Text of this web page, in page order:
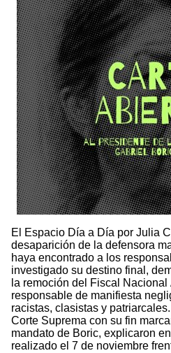
El Espacio Día a Día por Julia
desaparición de la defensora
haya encontrado a los
investigado su destino final,
la remoción del Fiscal
responsable de manifiesta
racistas, clasistas y
Corte Suprema con su fin
mandato de Boric, explicaron
realizado el 7 de noviembre